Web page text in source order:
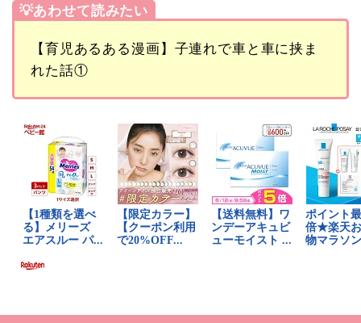
💡あわせて読みたい
【育児あるある漫画】子連れで車と車に挟ま
れた話①